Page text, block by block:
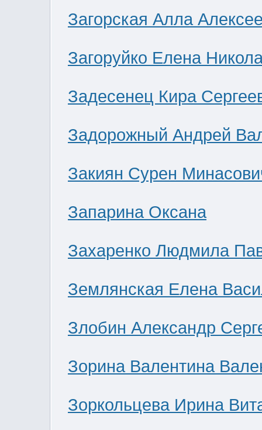
Загорская Алла
Загоруйко Елена
Задесенец Кира
Задорожный Андрей
Закиян Сурен
Запарина Оксана
Захаренко Людмила
Землянская Елена
Злобин Александр
Зорина Валентина
Зоркольцева Ирина